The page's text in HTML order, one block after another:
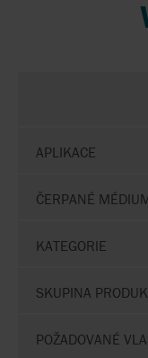
APLIKACE
ČERPANÉ
KATEGORIE
SKUPINA
POŽADOVANÉ